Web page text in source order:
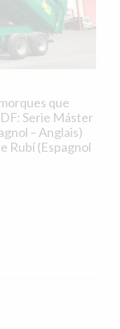
que
Serie Máster
– Anglais)
Rubí (Espagnol